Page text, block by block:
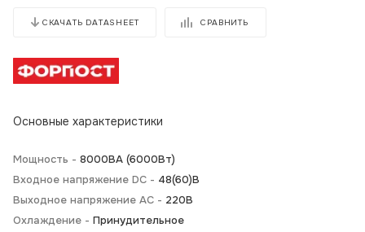
СКАЧАТЬ DATASHEET СРАВНИТЬ
Основные характеристики
Мощность - 8000BA (6000Вт)
Входное напряжение DC - 48(60)В
Выходное напряжение AC - 220В
Охлаждение - Принудительное